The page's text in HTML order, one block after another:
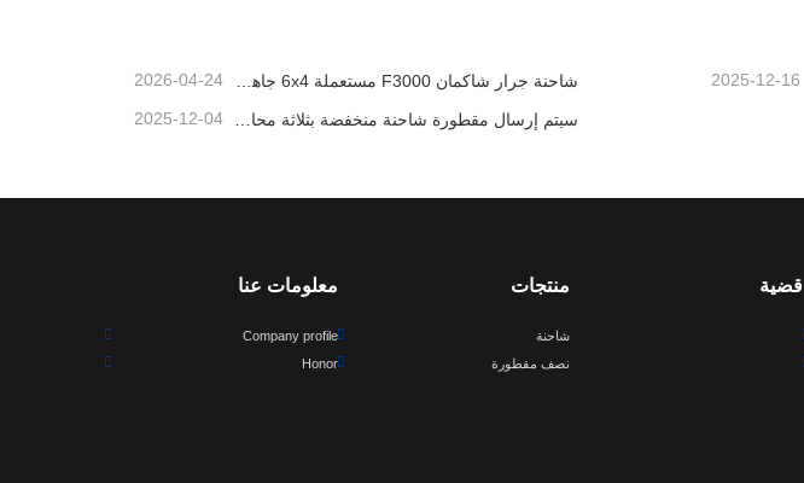
2026-04-24 2025-12-16
سيتم إرسال مقطورة شاحنة منخفضة بثلاثة محاور إلى الكاميرون 2025-12-04
معلومات عنا
Company profile
Honor
منتجات
شاحنة
نصف مقطورة
قضية